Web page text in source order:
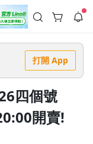
！
間快閃活動
升級 📈⭐️ 【冷氣房
NT$300◾活動期間：
\ 再加碼 /→ 點數回饋
回饋 1% 點數✅ 滿
Line@ 專屬活動，加
推播」！
打開 App
四個號
開賣!
--:--